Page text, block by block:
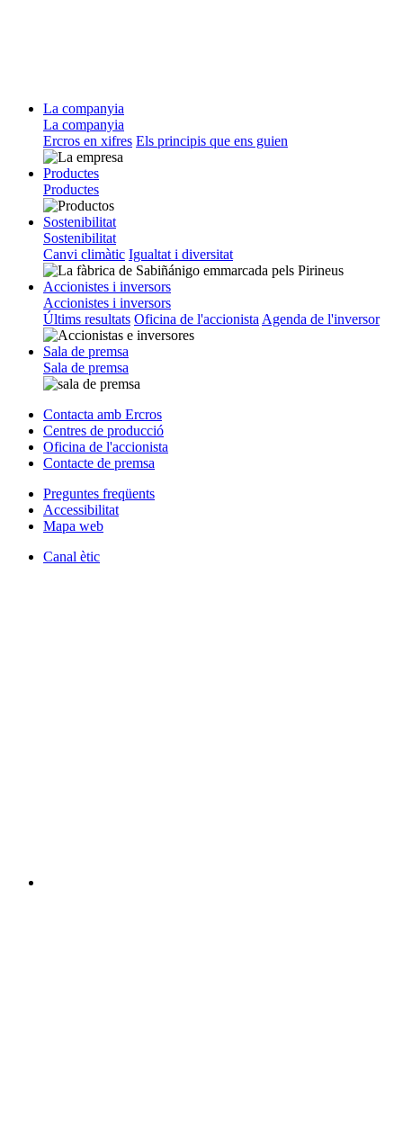
La companyia
La companyia
Ercros en xifres Els principis que ens guien
Productes
Productes
Sostenibilitat
Sostenibilitat
Canvi climàtic Igualtat i diversitat
Accionistes i inversors
Accionistes i inversors
Últims resultats Oficina de l'accionista Agenda de l'inversor
Sala de premsa
Sala de premsa
Contacta amb Ercros
Centres de producció
Oficina de l'accionista
Contacte de premsa
Preguntes freqüents
Accessibilitat
Mapa web
Canal ètic